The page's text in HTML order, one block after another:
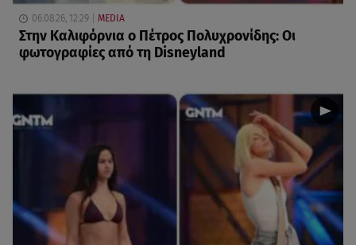
06.08.26, 12:29 MEDIA
Στην Καλιφόρνια ο Πέτρος Πολυχρονίδης: Οι
φωτογραφίες από τη Disneyland